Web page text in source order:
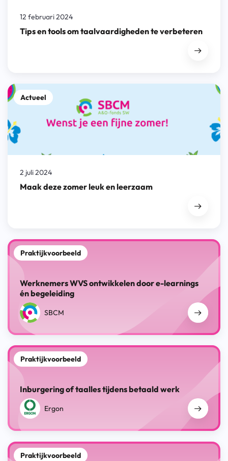
Tips en tools om taalvaardigheden te verbeteren
12 februari 2024
Actueel
Maak deze zomer leuk en leerzaam
2 juli 2024
Praktijkvoorbeeld
Werknemers WVS ontwikkelen door e-learnings
én begeleiding
SBCM
Praktijkvoorbeeld
Inburgering of taalles tijdens betaald werk
Ergon
Praktijkvoorbeeld